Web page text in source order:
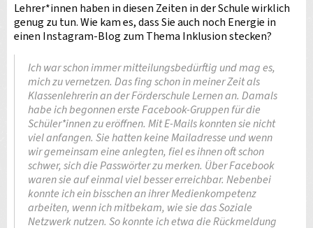
Lehrer*innen haben in diesen Zeiten in der Schule wirklich
genug zu tun. Wie kam es, dass Sie auch noch Energie in
einen Instagram-Blog zum Thema Inklusion stecken?
Ich war schon immer mitteilungsbedürftig und mag es,
mich zu vernetzen. Das fing schon in meiner Zeit als
Klassenlehrerin an der Förderschule Lernen an. Damals
habe ich begonnen erste Facebook-Gruppen für die
Schüler*innen zu eröffnen. Mit E-Mails konnten sie nicht
viel anfangen. Sie hatten keine Mailadresse und wenn
wir gemeinsam eine anlegten, fiel es ihnen oft schon
schwer, sich die Passwörter zu merken. Über Facebook
waren sie auf einmal viel besser erreichbar. Nebenbei
konnte ich ein bisschen an ihrer Medienkompetenz
arbeiten, wenn ich mitbekam, wie sie das Soziale
Netzwerk nutzen. So konnte ich etwa die Rückmeldung